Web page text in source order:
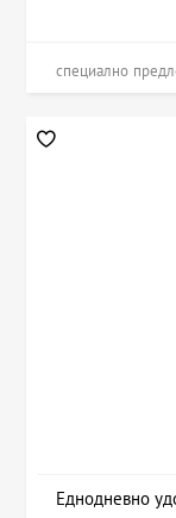
специално
Еднодневно